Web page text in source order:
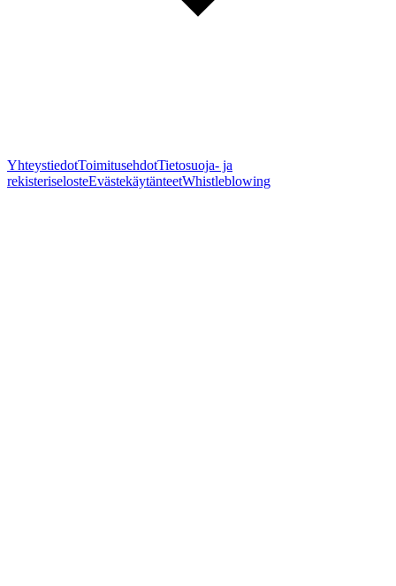
YhteystiedotToimitusehdotTietosuoja- ja
rekisteriselosteEvästekäytänteetWhistleblowing